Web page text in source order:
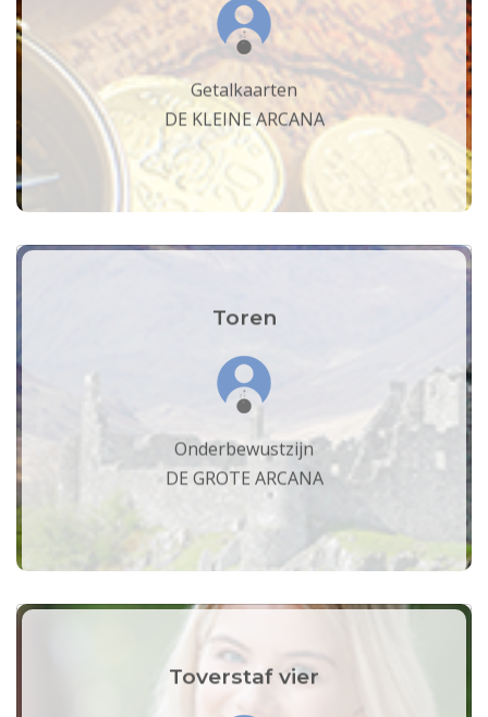
Getalkaarten
DE KLEINE ARCANA
Toren
Onderbewustzijn
DE GROTE ARCANA
Toverstaf vier